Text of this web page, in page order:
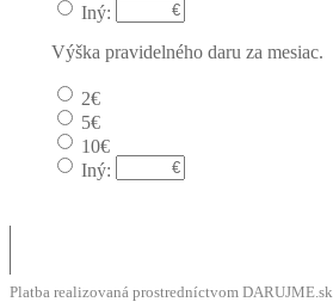
Iný:
Výška pravidelného daru za mesiac.
2€
5€
10€
Iný:
Platba realizovaná prostredníctvom DARUJME.sk